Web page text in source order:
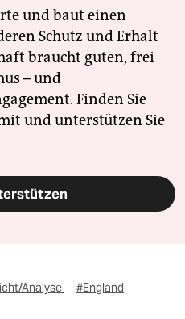
und baut einen
Schutz und Erhalt
braucht guten, frei
– und
Finden Sie
und unterstützen Sie
Analyse
#England